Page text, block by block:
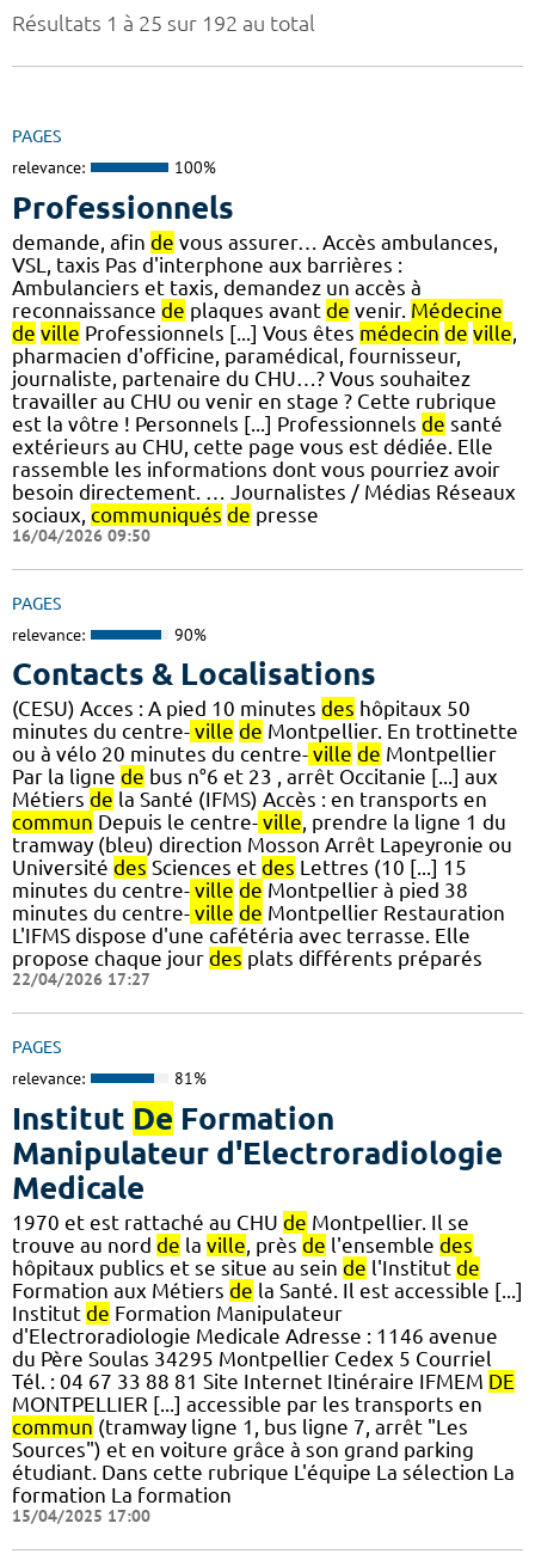
Résultats 1 à 25 sur 192 au total
PAGES
relevance: 100%
Professionnels
demande, afin de vous assurer… Accès ambulances,
VSL, taxis Pas d'interphone aux barrières :
Ambulanciers et taxis, demandez un accès à
reconnaissance de plaques avant de venir. Médecine
de ville Professionnels [...] Vous êtes médecin de ville,
pharmacien d'officine, paramédical, fournisseur,
journaliste, partenaire du CHU…? Vous souhaitez
travailler au CHU ou venir en stage ? Cette rubrique
est la vôtre ! Personnels [...] Professionnels de santé
extérieurs au CHU, cette page vous est dédiée. Elle
rassemble les informations dont vous pourriez avoir
besoin directement. … Journalistes / Médias Réseaux
sociaux, communiqués de presse
16/04/2026 09:50
PAGES
relevance: 90%
Contacts & Localisations
(CESU) Acces : A pied 10 minutes des hôpitaux 50
minutes du centre- ville de Montpellier. En trottinette
ou à vélo 20 minutes du centre- ville de Montpellier
Par la ligne de bus n°6 et 23 , arrêt Occitanie [...] aux
Métiers de la Santé (IFMS) Accès : en transports en
commun Depuis le centre- ville, prendre la ligne 1 du
tramway (bleu) direction Mosson Arrêt Lapeyronie ou
Université des Sciences et des Lettres (10 [...] 15
minutes du centre- ville de Montpellier à pied 38
minutes du centre- ville de Montpellier Restauration
L'IFMS dispose d'une cafétéria avec terrasse. Elle
propose chaque jour des plats différents préparés
22/04/2026 17:27
PAGES
relevance: 81%
Institut De Formation
Manipulateur d'Electroradiologie
Medicale
1970 et est rattaché au CHU de Montpellier. Il se
trouve au nord de la ville, près de l'ensemble des
hôpitaux publics et se situe au sein de l'Institut de
Formation aux Métiers de la Santé. Il est accessible [...]
Institut de Formation Manipulateur
d'Electroradiologie Medicale Adresse : 1146 avenue
du Père Soulas 34295 Montpellier Cedex 5 Courriel
Tél. : 04 67 33 88 81 Site Internet Itinéraire IFMEM DE
MONTPELLIER [...] accessible par les transports en
commun (tramway ligne 1, bus ligne 7, arrêt "Les
Sources") et en voiture grâce à son grand parking
étudiant. Dans cette rubrique L'équipe La sélection La
formation La formation
15/04/2025 17:00